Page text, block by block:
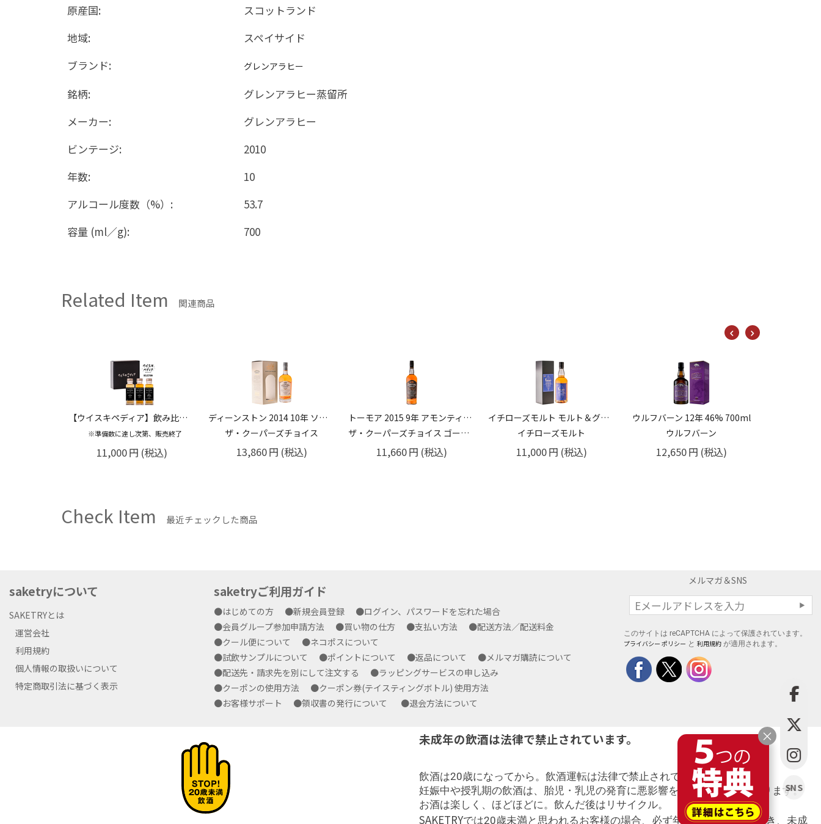
原産国:
スコットランド
地域:
スペイサイド
ブランド:
グレンアラヒー
銘柄:
グレンアラヒー蒸留所
メーカー:
グレンアラヒー
ビンテージ:
2010
年数:
10
アルコール度数（%）:
53.7
容量 (ml／g):
700
Related Item 関連商品
ディーンストン 2014 10年 ソーテルヌフィニッシュ シングルモルトウイスキー 52.5% 700ml
ザ・クーパーズチョイス
13,860円 (税込)
トーモア 2015 9年 アモンティリャードシェリーカスクフィニッシュ 50％ 700ml
ザ・クーパーズチョイス ゴールデンカットコレクション
11,660円 (税込)
イチローズモルト モルト＆グレーン リミテッド エディション 48% 700ml
イチローズモルト
11,000円 (税込)
ウルフバーン 12年 46% 700ml
ウルフバーン
12,650円 (税込)
キャンベルタウンロッホ 46% 700ml
10,450円(税込)
Check Item 最近チェックした商品
saketryについて
SAKETRYとは
運営会社
利用規約
個人情報の取扱いについて
特定商取引法に基づく表示
saketryご利用ガイド
●はじめての方 ●新規会員登録
●ログイン、パスワードを忘れた場合
●会員グループ参加申請方法
●買い物の仕方 ●支払い方法
●配送方法／配送料金
●クール便について
●ネコポスについて
●試飲サンプルについて
●ポイントについて ●返品について
●メルマガ購読について
●配送先・請求先を別にして注文する
●ラッピングサービスの申し込み
●クーポンの使用方法
●クーポン券(テイスティングボトル) 使用方法
●お客様サポート
●領収書の発行について ●退会方法について
メルマガ＆SNS
このサイトは reCAPTCHA によって保護されています。
プライバシー ポリシー と利用規約 が適用されます。
未成年の飲酒は法律で禁止されています。
飲酒は20歳になってから。飲酒運転は法律で禁止されています。
妊娠中や授乳期の飲酒は、胎児・乳児の発育に悪影響を与えるおそれがあります。
お酒は楽しく、ほどほどに。飲んだ後はリサイクル。
SAKETRYでは20歳未満と思われるお客様の場合、必ず年齢確認をさせて頂き、未成
SNS
×